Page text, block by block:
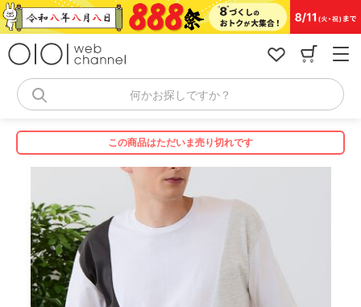
コ
ン
何かお探しですか？
この商品はただいま売り切れです